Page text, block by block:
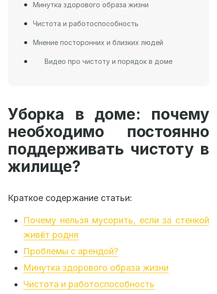
Минутка здорового образа жизни
Чистота и работоспособность
Мнение посторонних и близких людей
Видео про чистоту и порядок в доме
Уборка в доме: почему
необходимо постоянно
поддерживать чистоту в
жилище?
Краткое содержание статьи:
Почему нельзя мусорить, если за стенкой
живёт родня
Проблемы с арендой?
Минутка здорового образа жизни
Чистота и работоспособность